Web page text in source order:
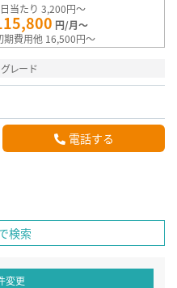
当たり 3,200円～
円/月～
期費用他 16,500円～
レード
電話する
検索
変更